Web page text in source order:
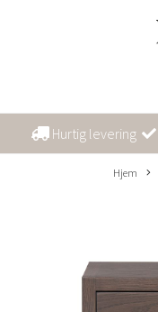
Hurtig levering
Hjem